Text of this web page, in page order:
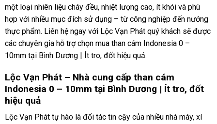
một loại nhiên liệu cháy đều, nhiệt lượng cao, ít khói và phù
hợp với nhiều mục đích sử dụng – từ công nghiệp đến nướng
thực phẩm. Liên hệ ngay với Lộc Vạn Phát quý khách sẽ được
các chuyên gia hỗ trợ chọn mua than cám Indonesia 0 –
10mm tại Bình Dương | Ít tro, đốt hiệu quả.
Lộc Vạn Phát – Nhà cung cấp than cám
Indonesia 0 – 10mm tại Bình Dương | Ít tro, đốt
hiệu quả
Lộc Vạn Phát tự hào là đối tác tin cậy của nhiều nhà máy, xí